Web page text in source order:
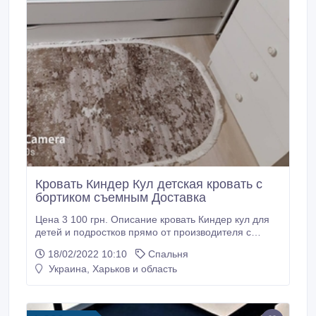
Кровать Киндер Кул детская кровать с
бортиком съемным Доставка
Цена 3 100 грн. Описание кровать Киндер кул для
детей и подростков прямо от производителя с
кровать. Выполнена в белом цвете корпуса со
стильным дизайнерским принтом Декор-рисунок
образной кромкой, которая защищает не только
18/02/2022 10:10
Спальня
Украина, Харьков и область